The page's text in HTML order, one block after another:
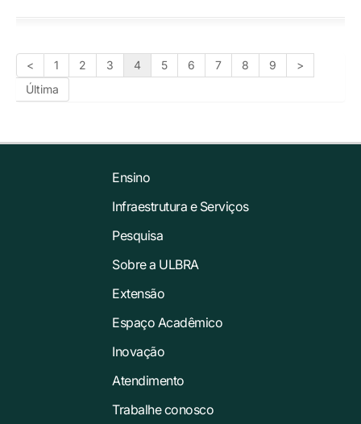
< 1 2 3 4 5 6 7 8 9
>
Última
Ensino
Infraestrutura e Serviços
Pesquisa
Sobre a ULBRA
Extensão
Espaço Acadêmico
Inovação
Atendimento
Trabalhe conosco